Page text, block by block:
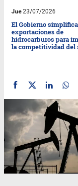
Jue23/07/2026
El Gobierno
exportaciones de
hidrocarburos para
la competitividad del